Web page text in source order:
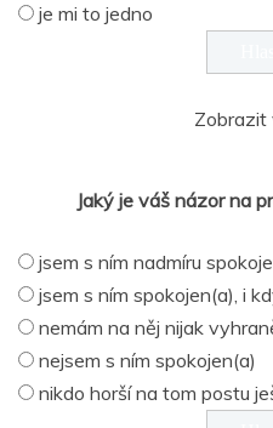
je mi to jedno
Zobrazit
Jaký je váš názor na
jsem s ním nadmíru
jsem s ním spokojen(a), i
nemám na něj nijak
nejsem s ním spokojen(a)
nikdo horší na tom postu